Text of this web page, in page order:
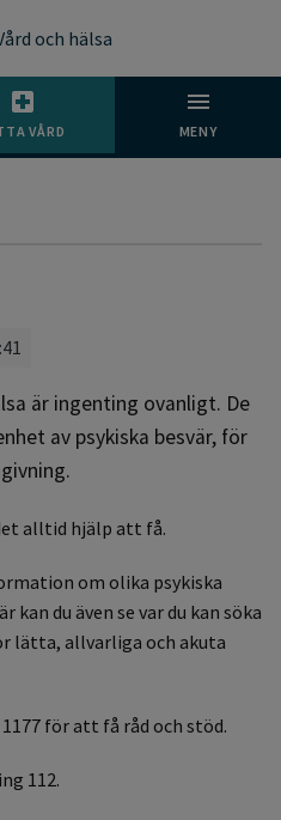
och hälsa
VÅRD MENY
är ingenting ovanligt. De
av psykiska besvär, för
alltid hjälp att få.
om olika psykiska
kan du även se var du kan söka
lätta, allvarliga och akuta
för att få råd och stöd.
112.